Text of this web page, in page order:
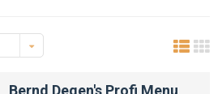
Bernd Degen's Profi Menu